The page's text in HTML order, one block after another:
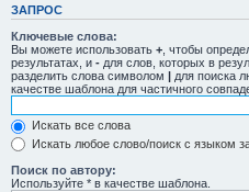
ЗАПРОС
Ключевые слова:
Вы можете использовать + , чтобы
результатах, и - для слов, которых в
разделить слова символом | для поиска
качестве шаблона для частичного
Искать все слова
Искать любое слово/поиск с языком
Поиск по автору:
Используйте * в качестве шаблона.